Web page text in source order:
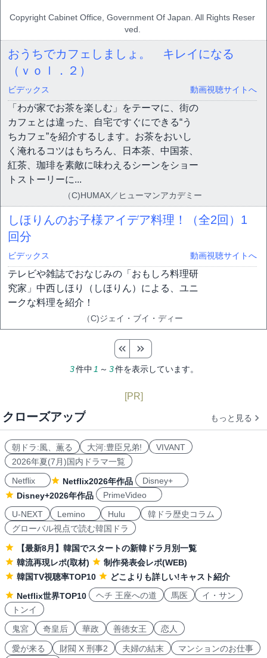
Copyright Cabinet Office, Government Of Japan. All Rights Reser
ved.
おうちでカフェしましょ。 キレイになる
（ｖｏｌ．２）
ビデックス 動画視聴サイトへ
「わが家でお茶を楽しむ」をテーマに、街の
カフェとは違った、自宅ですぐにできる“う
ちカフェ”を紹介するします。お茶をおいし
く淹れるコツはもちろん、日本茶、中国茶、
紅茶、珈琲を素敵に味わえるシーンをショー
トストーリーに...
（C)HUMAX／ヒューマンアカデミー
しほりんのお子様アイデア料理！（全2回） 1
回分
ビデックス 動画視聴サイトへ
テレビや雑誌でおなじみの「おもしろ料理研
究家」中西しほり（しほりん）による、ユニ
ークな料理を紹介！
（C)ジェイ・ブイ・ディー
3件中 1 ～ 3件を表示しています。
[PR]
クローズアップ もっと見る
朝ドラ:風、薫る 大河:豊臣兄弟!
VIVANT
2026年夏(7月)国内ドラマ一覧
Netflix
Netflix2026年作品
Disney+
Disney+2026年作品
PrimeVideo
U-NEXT
Lemino Hulu
韓ドラ歴史コラム
グローバル視点で読む韓国ドラ
【最新8月】韓国でスタートの新韓ドラ月別一覧
韓流再現レポ(取材)
制作発表会レポ(WEB)
韓国TV視聴率TOP10
どこよりも詳しい!キャスト紹介
Netflix世界TOP10
ヘチ 王座への道 馬医
イ・サン
トンイ
鬼宮
奇皇后 華政 善徳女王 恋人
愛が来る 財閥 X 刑事2 夫婦の結末 マンションのお仕事